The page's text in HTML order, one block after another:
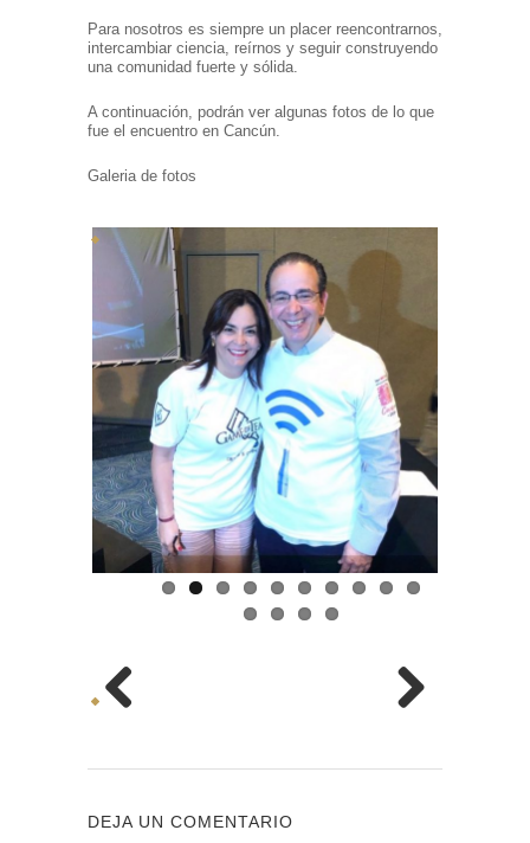
Para nosotros es siempre un placer reencontrarnos,
intercambiar ciencia, reírnos y seguir construyendo
una comunidad fuerte y sólida.
A continuación, podrán ver algunas fotos de lo que
fue el encuentro en Cancún.
Galeria de fotos
DEJA UN COMENTARIO